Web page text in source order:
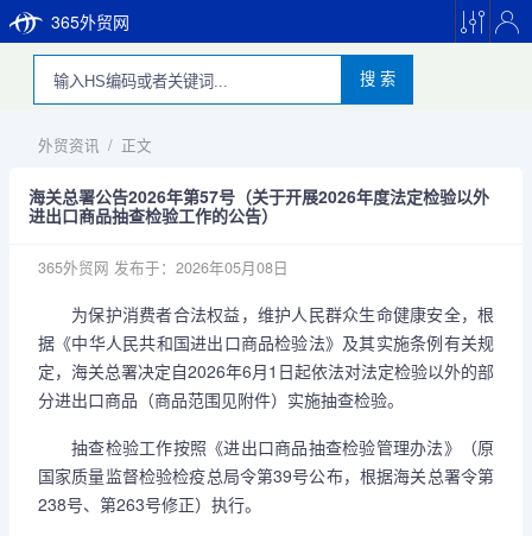
365外贸网
搜 索
外贸资讯 / 正文
海关总署公告2026年第57号（关于开展2026年度法定检验以外
进出口商品抽查检验工作的公告）
365外贸网 发布于：2026年05月08日
为保护消费者合法权益，维护人民群众生命健康安全，根
据《中华人民共和国进出口商品检验法》及其实施条例有关规
定，海关总署决定自2026年6月1日起依法对法定检验以外的部
分进出口商品（商品范围见附件）实施抽查检验。
抽查检验工作按照《进出口商品抽查检验管理办法》（原
国家质量监督检验检疫总局令第39号公布，根据海关总署令第
238号、第263号修正）执行。